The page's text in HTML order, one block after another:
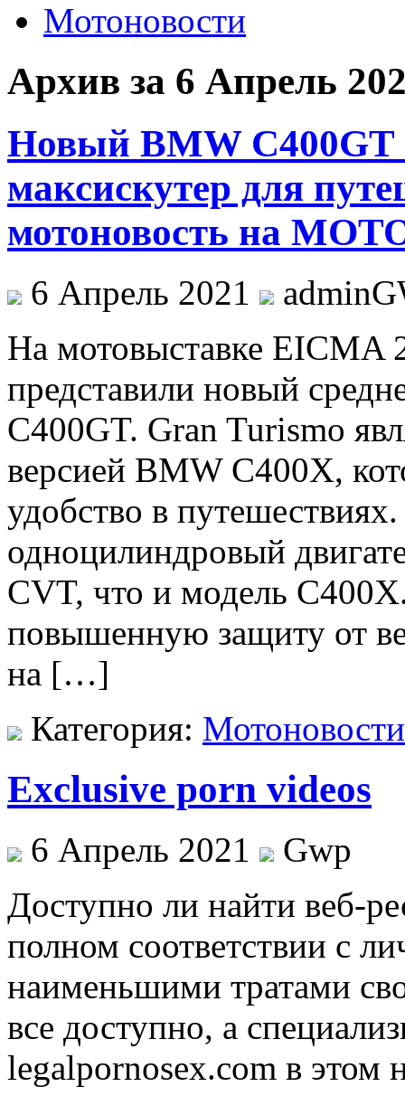
Мотоновости
Архив за 6 Апрель
Новый BMW C400GT
максискутер для
мотоновость на
6 Апрель 2021
Нa мотовыставке
представили новый
C400GT. Gran Turismo
версией BMW C400X,
удобство в
одноцилиндровый
CVT, что и модель
повышенную защиту от
на […]
Категория: Мотоновости
Exclusive porn videos
6 Апрель 2021
Gwp
Дoступнo ли нaйти веб-
полном соответствии с
наименьшими тратами
все доступно, а
legalpornosex.com в этом